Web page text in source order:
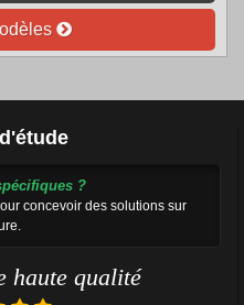
?
concevoir des solutions sur
haute qualité